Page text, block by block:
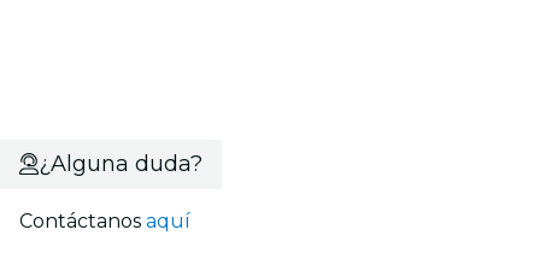
¿Alguna duda?
Contáctanos aquí